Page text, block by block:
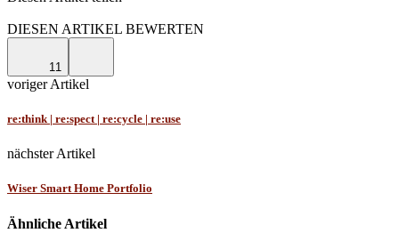
DIESEN ARTIKEL BEWERTEN
11
voriger Artikel
re:think | re:spect | re:cycle | re:use
nächster Artikel
Wiser Smart Home Portfolio
Ähnliche Artikel